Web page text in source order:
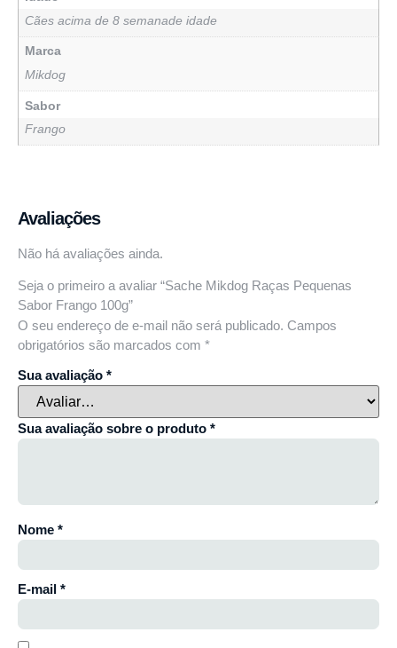
Cães acima de 8 semanade idade
Marca
Mikdog
Sabor
Frango
Avaliações
Não há avaliações ainda.
Seja o primeiro a avaliar “Sache Mikdog Raças Pequenas
Sabor Frango 100g”
O seu endereço de e-mail não será publicado. Campos
obrigatórios são marcados com *
Sua avaliação *
Sua avaliação sobre o produto *
Nome *
E-mail *